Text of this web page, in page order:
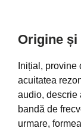
Origine și
Inițial,
acuitatea
audio, descrie
bandă de
urmare,